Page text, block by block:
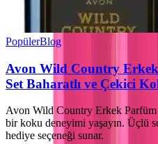
PopülerBlog
Avon Wild Country
Set Baharatlı ve Çekici
Avon Wild Country Erkek
bir koku deneyimi yaşayın. Üçlü
hediye seçeneği sunar.